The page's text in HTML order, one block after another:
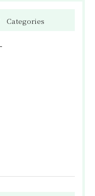
Categories